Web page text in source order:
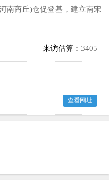
南商丘)仓促登基，建立南宋
来访估算： 3405
查看网址